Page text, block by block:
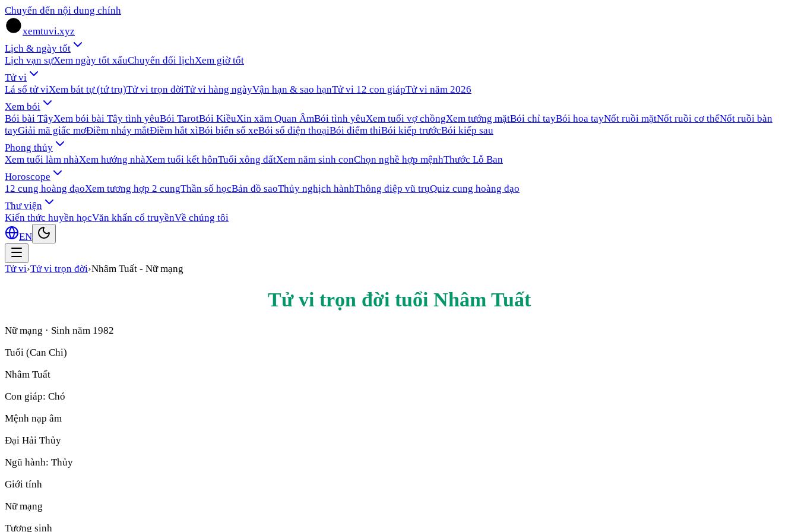
Chuyển đến nội dung chính
xemtuvi.xyz
Lịch & ngày tốt
Lịch vạn sựXem ngày tốt xấuChuyển đổi lịchXem giờ tốt
Tử vi
Lá số tử viXem bát tự (tứ trụ)Tử vi trọn đờiTử vi hàng ngàyVận hạn & sao hạnTử vi 12 con giápTử vi năm 2026
Xem bói
Bói bài TâyXem bói bài Tây tình yêuBói TarotBói KiềuXin xăm Quan ÂmBói tình yêuXem tuổi vợ chồngXem tướng mặtBói chỉ tayBói hoa tayNốt ruồi mặtNốt ruồi cơ thểNốt ruồi bàn
tayGiải mã giấc mơĐiềm nháy mắtĐiềm hắt xìBói biển số xeBói số điện thoạiBói điểm thiBói kiếp trướcBói kiếp sau
Phong thủy
Xem tuổi làm nhàXem hướng nhàXem tuổi kết hônTuổi xông đấtXem năm sinh conChọn nghề hợp mệnhThước Lỗ Ban
Horoscope
12 cung hoàng đạoXem tương hợp 2 cungThần số họcBản đồ saoThủy nghịch hànhThông điệp vũ trụQuiz cung hoàng đạo
Thư viện
Kiến thức huyền họcVăn khấn cổ truyềnVề chúng tôi
EN
Tử vi›Tử vi trọn đời›Nhâm Tuất - Nữ mạng
Tử vi trọn đời tuổi Nhâm Tuất
Nữ mạng · Sinh năm 1982
Tuổi (Can Chi)
Nhâm Tuất
Con giáp: Chó
Mệnh nạp âm
Đại Hải Thủy
Ngũ hành: Thủy
Giới tính
Nữ mạng
Tương sinh